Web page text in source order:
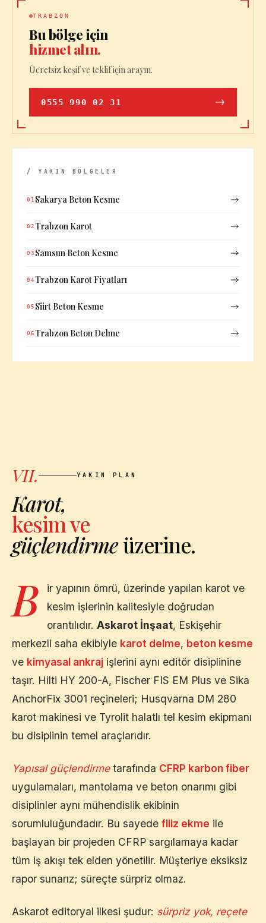
TRABZON
Bu bölge için
hizmet alın.
Ücretsiz keşif ve teklif için arayın.
0555 990 02 31
/ YAKIN BÖLGELER
01 Sakarya Beton Kesme
02 Trabzon Karot
03 Samsun Beton Kesme
04 Trabzon Karot Fiyatları
05 Siirt Beton Kesme
06 Trabzon Beton Delme
VII. YAKIN PLAN
Karot,
kesim ve
güçlendirmeüzerine.
B
ir yapının ömrü, üzerinde yapılan karot ve
kesim işlerinin kalitesiyle doğrudan
orantılıdır. Askarot İnşaat, Eskişehir
merkezli saha ekibiyle karot delme, beton kesme
ve kimyasal ankraj işlerini aynı editör disiplinine
taşır. Hilti HY 200-A, Fischer FIS EM Plus ve Sika
AnchorFix 3001 reçineleri; Husqvarna DM 280
karot makinesi ve Tyrolit halatlı tel kesim ekipmanı
bu disiplinin temel araçlarıdır.
Yapısal güçlendirmetarafında CFRP karbon fiber
uygulamaları, mantolama ve beton onarımı gibi
disiplinler aynı mühendislik ekibinin
sorumluluğundadır. Bu sayede filiz ekme ile
başlayan bir projeden CFRP sargılamaya kadar
tüm iş akışı tek elden yönetilir. Müşteriye eksiksiz
rapor sunarız; süreçte sürpriz olmaz.
Askarot editoryal ilkesi şudur: sürpriz yok, reçete